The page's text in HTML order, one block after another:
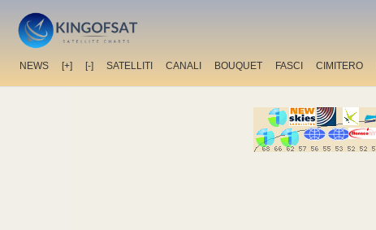
NEWS [+] [-] SATELLITI CANALI BOUQUET FASCI CIMITERO